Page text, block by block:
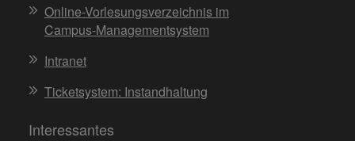
Online-Vorlesungsverzeichnis im
Campus-Managementsystem
Intranet
Ticketsystem: Instandhaltung
Interessantes